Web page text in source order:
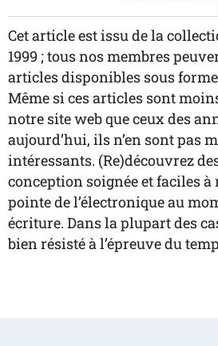
Cet article est issu de la
1999 ; tous nos membres
articles disponibles sous forme
Même si ces articles sont
notre site web que ceux des
aujourd’hui, ils n’en sont pas
intéressants. (Re)découvrez
conception soignée et faciles à
pointe de l’électronique au
écriture. Dans la plupart des
bien résisté à l’épreuve du